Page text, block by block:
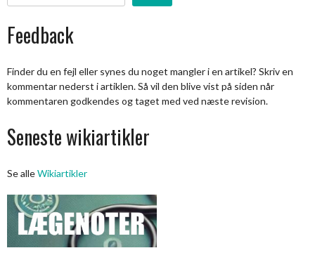
Feedback
Finder du en fejl eller synes du noget mangler i en artikel? Skriv en
kommentar nederst i artiklen. Så vil den blive vist på siden når
kommentaren godkendes og taget med ved næste revision.
Seneste wikiartikler
Se alleWikiartikler